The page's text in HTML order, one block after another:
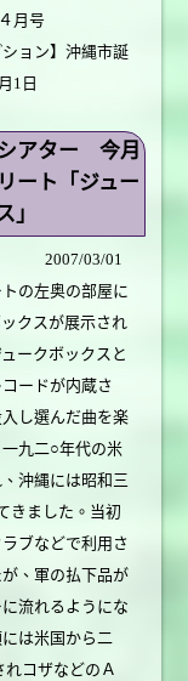
月号
ション】沖縄市誕
1日
アター 今月
ート「ジュー
」
2007/03/01
の左奥の部屋に
クスが展示され
ークボックスと
ードが内蔵さ
し選んだ曲を楽
一九二○年代の米
沖縄には昭和三
きました。当初
ブなどで利用さ
、軍の払下品が
流れるようにな
は米国から二
コザなどのＡ